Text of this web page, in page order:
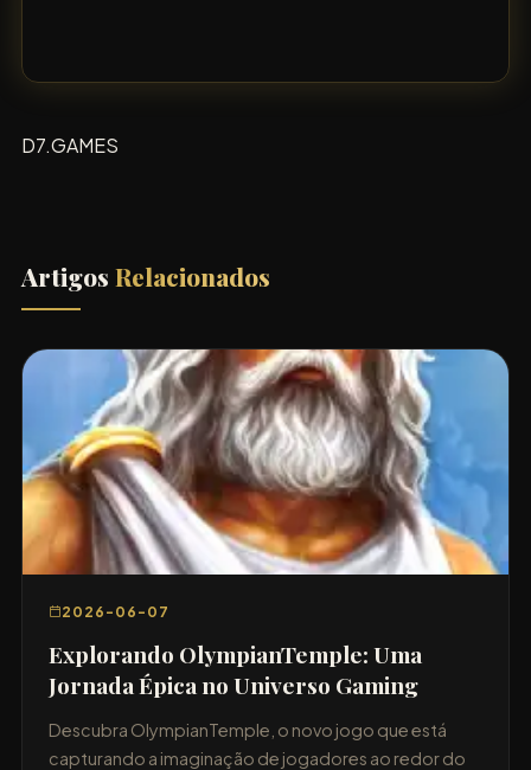
D7.GAMES
Artigos Relacionados
2026-06-07
Explorando OlympianTemple: Uma
Jornada Épica no Universo Gaming
Descubra OlympianTemple, o novo jogo que está
capturando a imaginação de jogadores ao redor do